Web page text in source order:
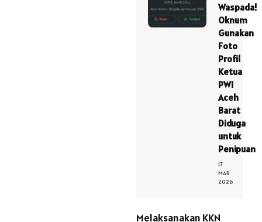
Waspada!
Oknum
Gunakan
Foto
Profil
Ketua
PWI
Aceh
Barat
Diduga
untuk
Penipuan
17
MAR
2026
Melaksanakan KKN